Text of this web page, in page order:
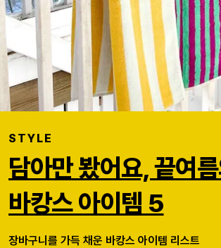
STYLE
담아만 봤어요, 끝여름
바캉스 아이템 5
장바구니를 가득 채운 바캉스 아이템 리스트